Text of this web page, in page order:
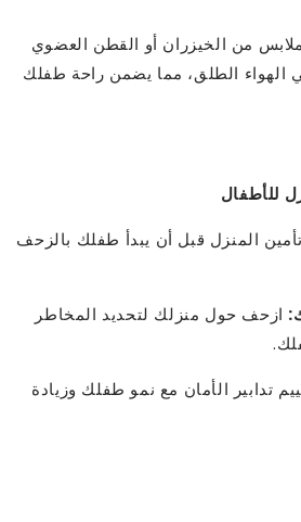
من الخيزران أو القطن العضوي
الهواء الطلق، مما يضمن راحة طفلك
للأطفال
المنزل قبل أن يبدأ طفلك بالزحف
ازحف حول منزلك لتحديد المخاطر
تدابير الأمان مع نمو طفلك وزيادة